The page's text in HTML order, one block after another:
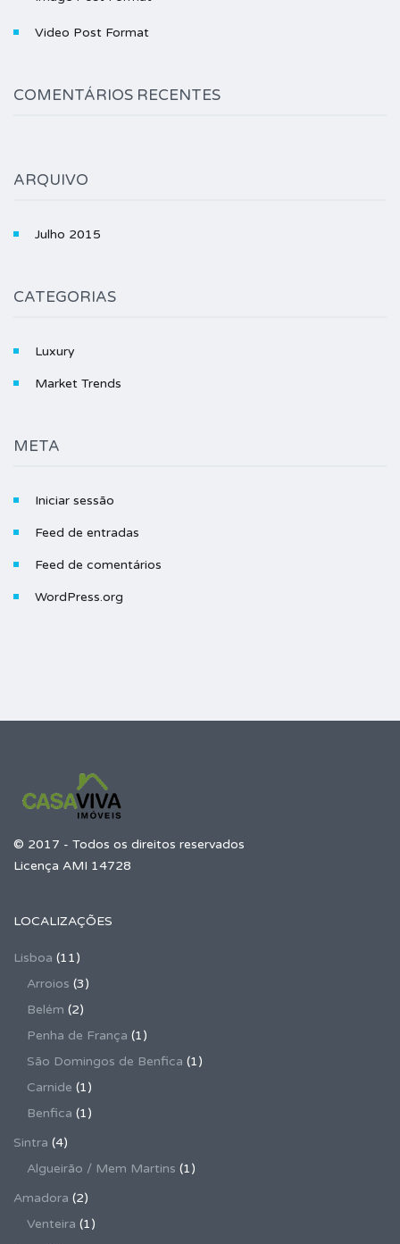
Video Post Format
COMENTÁRIOS RECENTES
ARQUIVO
Julho 2015
CATEGORIAS
Luxury
Market Trends
META
Iniciar sessão
Feed de entradas
Feed de comentários
WordPress.org
© 2017 - Todos os direitos reservados
Licença AMI 14728
LOCALIZAÇÕES
Lisboa (11)
Arroios (3)
Belém (2)
Penha de França (1)
São Domingos de Benfica (1)
Carnide (1)
Benfica (1)
Sintra (4)
Algueirão / Mem Martins (1)
Amadora (2)
Venteira (1)